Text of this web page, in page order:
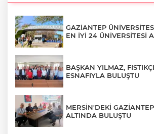
GAZİANTEP
EN İYİ 24 ÜNİVERSİTESİ
BAŞKAN YILMAZ,
ESNAFIYLA BULUŞTU
MERSİN'DEKİ
ALTINDA BULUŞTU